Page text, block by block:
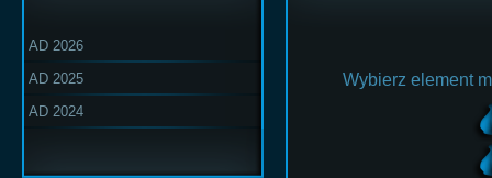
AD 2026
AD 2025
AD 2024
Wybierz element